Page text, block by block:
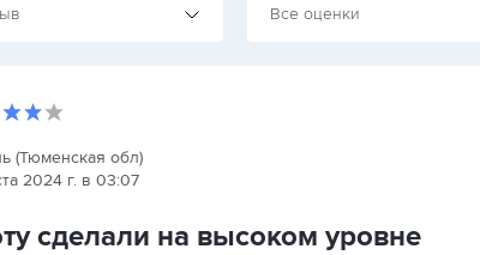
Все оценки
(Тюменская обл)
2024 г. в 03:07
сделали на высоком уровне